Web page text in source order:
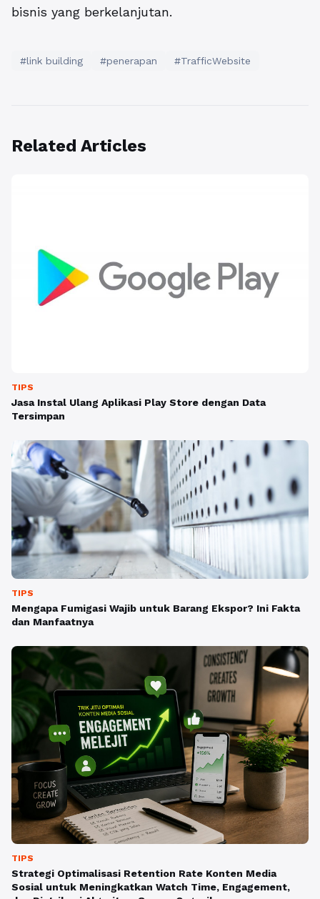
bisnis yang berkelanjutan.
#link building #penerapan #TrafficWebsite
Related Articles
TIPS
Jasa Instal Ulang Aplikasi Play Store dengan Data
Tersimpan
TIPS
Mengapa Fumigasi Wajib untuk Barang Ekspor? Ini Fakta
dan Manfaatnya
TIPS
Strategi Optimalisasi Retention Rate Konten Media
Sosial untuk Meningkatkan Watch Time, Engagement,